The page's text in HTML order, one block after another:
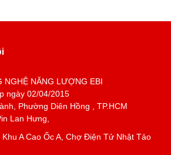
NGHỆ NĂNG LƯỢNG EBI
ngày 02/04/2015
Phường Diên Hồng , TP.HCM
Lan Hưng,
A Cao Ốc A, Chợ Điện Tử Nhật Tảo